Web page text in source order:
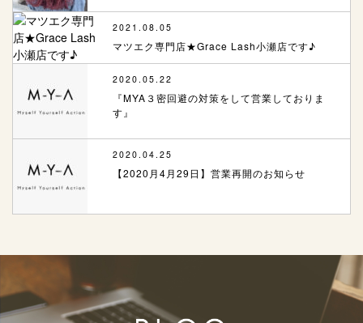
2021.08.05
マツエク専門店★Grace Lash小瀬店です♪
2020.05.22
『MYA３密回避の対策をして営業しておりま
す』
2020.04.25
【2020月4月29日】営業再開のお知らせ